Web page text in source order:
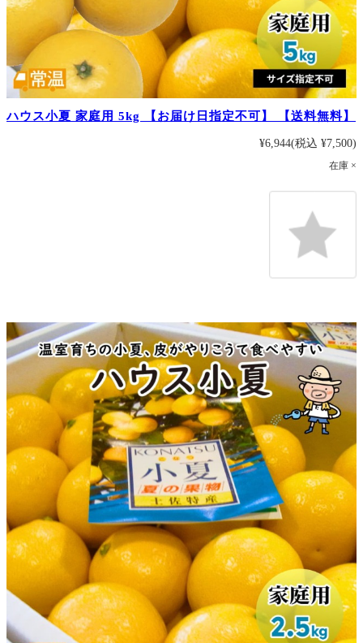
ハウス小夏 家庭用 5kg 【お届け日指定不可】 【送料無料】
¥6,944(税込 ¥7,500)
在庫 ×